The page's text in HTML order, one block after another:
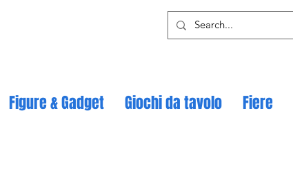
Figure & Gadget Giochi da tavolo Fiere